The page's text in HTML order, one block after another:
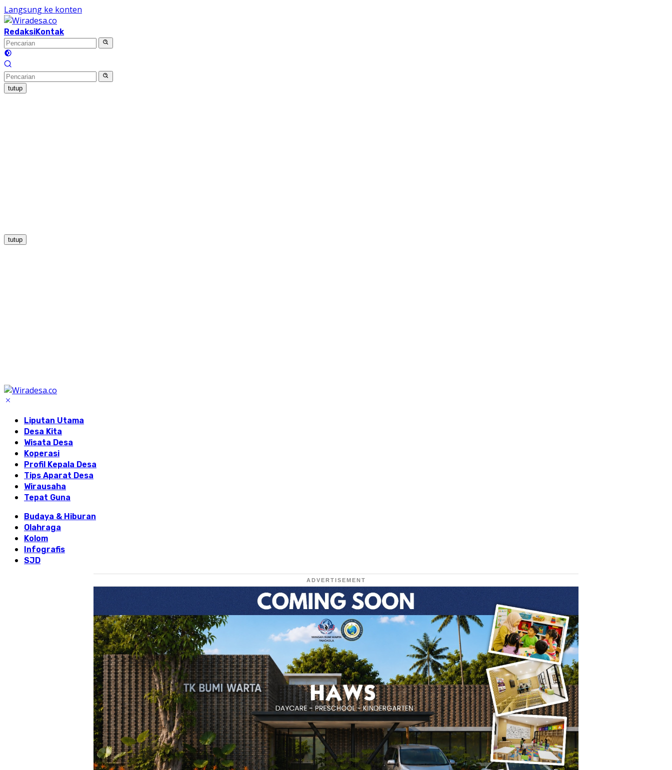
Langsung ke konten
RedaksiKontak
tutup
tutup
Liputan Utama
Desa Kita
Wisata Desa
Koperasi
Profil Kepala Desa
Tips Aparat Desa
Wirausaha
Tepat Guna
Budaya & Hiburan
Olahraga
Kolom
Infografis
SJD
ADVERTISEMENT